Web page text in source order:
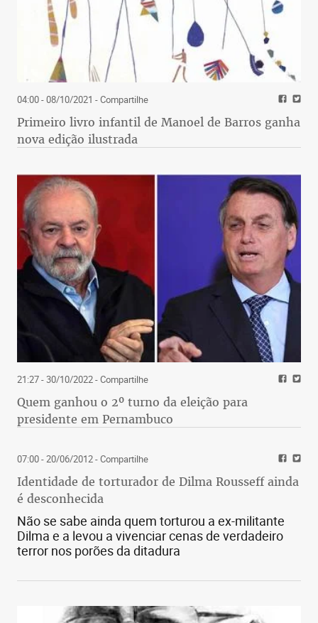
04:00 - 08/10/2021 - Compartilhe
Primeiro livro infantil de Manoel de Barros ganha
nova edição ilustrada
21:27 - 30/10/2022- Compartilhe
Quem ganhou o 2º turno da eleição para
presidente em Pernambuco
07:00 - 20/06/2012- Compartilhe
Identidade de torturador de Dilma Rousseff ainda
é desconhecida
Não se sabe ainda quem torturou a ex-militante
Dilma e a levou a vivenciar cenas de verdadeiro
terror nos porões da ditadura